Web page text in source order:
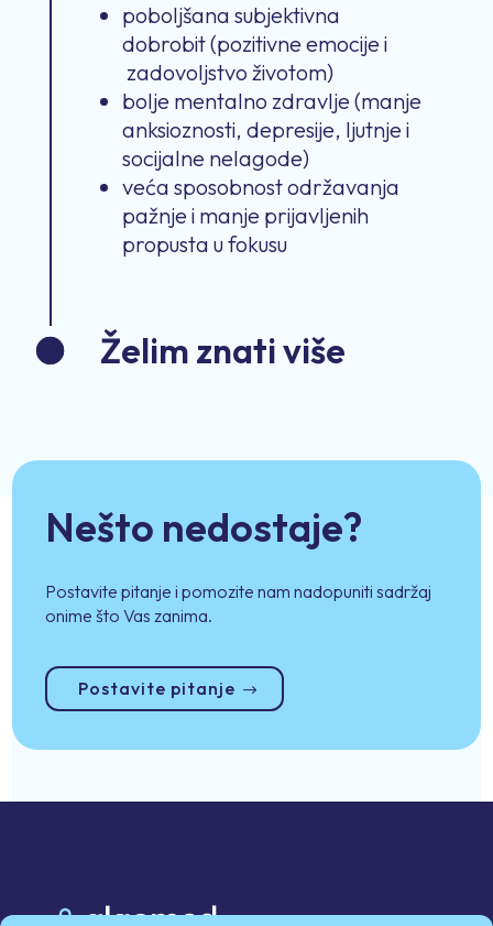
poboljšana subjektivna
dobrobit (pozitivne emocije i
zadovoljstvo životom)
bolje mentalno zdravlje (manje
anksioznosti, depresije, ljutnje i
socijalne nelagode)
veća sposobnost održavanja
pažnje i manje prijavljenih
propusta u fokusu
Želim znati više
Nešto nedostaje?
Postavite pitanje i pomozite nam nadopuniti sadržaj
onime što Vas zanima.
Postavite pitanje